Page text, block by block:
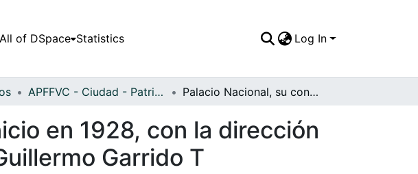
of DSpace Statistics Log In
APFFVC - Ciudad - Patrimonial Palacio Nacional, su construcción se inicio en 1928, con la dirección de los ingenieros Pablo Emilio Páez Y Guillermo Garrido T
en 1928, con la dirección
Garrido T